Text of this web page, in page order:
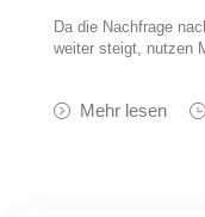
Da die Nachfrage
weiter steigt, nutzen
Mehr lesen